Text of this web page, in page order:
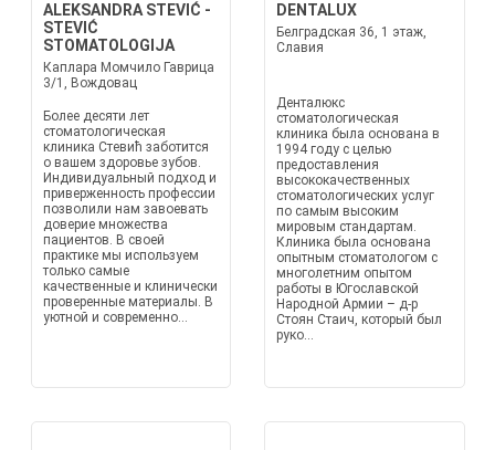
ALEKSANDRA STEVIĆ -
STEVIĆ
STOMATOLOGIJA
Каплара Момчило Гаврица
3/1, Вождовац
Более десяти лет
стоматологическая
клиника Стевић заботится
о вашем здоровье зубов.
Индивидуальный подход и
приверженность профессии
позволили нам завоевать
доверие множества
пациентов. В своей
практике мы используем
только самые
качественные и клинически
проверенные материалы. В
уютной и современно...
DENTALUX
Белградская 36, 1 этаж,
Славия
Денталюкс
стоматологическая
клиника была основана в
1994 году с целью
предоставления
высококачественных
стоматологических услуг
по самым высоким
мировым стандартам.
Клиника была основана
опытным стоматологом с
многолетним опытом
работы в Югославской
Народной Армии – д-р
Стоян Стаич, который был
руко...